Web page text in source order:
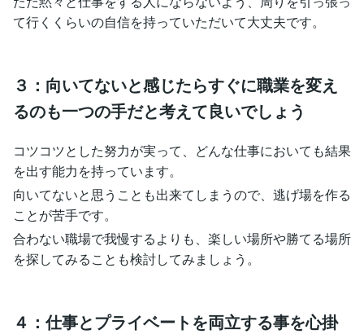
て行くくらいの自信を持っていただいて大丈夫です。
３：向いてないと感じたらすぐに職業を変え
るのも一つの手だと考えて良いでしょう
コツコツとした努力が実って、どんな仕事においても結果
を出す能力を持っています。
向いてないと思うことも出来てしまうので、逃げ場を作る
ことが苦手です。
合わない職場で我慢するよりも、楽しい場所や勝てる場所
を探してみることも検討してみましょう。
４：仕事とプライベートを両立する事を心掛